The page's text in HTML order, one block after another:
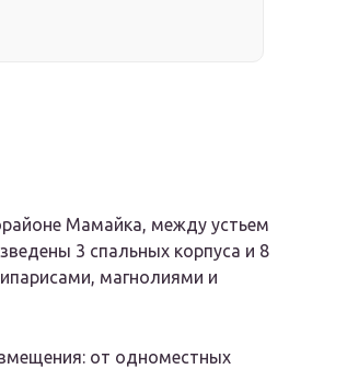
Мамайка, между устьем
3 спальных корпуса и 8
магнолиями и
от одноместных